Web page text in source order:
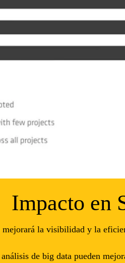
Impacto en
la visibilidad y la
de big data pueden